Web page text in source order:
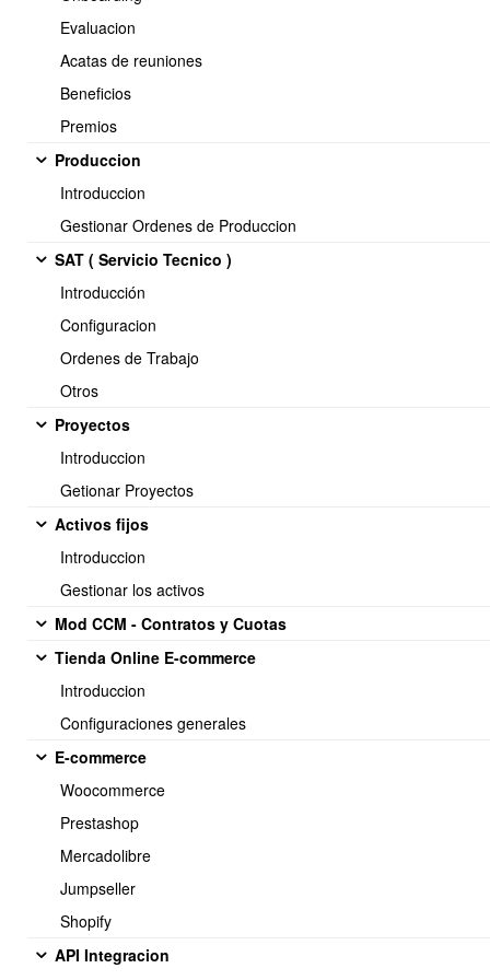
Evaluacion
Acatas de reuniones
Beneficios
Premios
Produccion
Introduccion
Gestionar Ordenes de Produccion
SAT ( Servicio Tecnico )
Introducción
Configuracion
Ordenes de Trabajo
Otros
Proyectos
Introduccion
Getionar Proyectos
Activos fijos
Introduccion
Gestionar los activos
Mod CCM - Contratos y Cuotas
Tienda Online E-commerce
Introduccion
Configuraciones generales
E-commerce
Woocommerce
Prestashop
Mercadolibre
Jumpseller
Shopify
API Integracion
todo este correcto. Además le da la oportunidad para
cambiar la foto de presentación del empleado al igual que
su firma electronica.
Para actualizar la información de la Foto, se le da Click para
cambiar foto y existen dos formas para cargarla:
1.- Seleccionando un archivo extensión jpg con un peso
menor o igual a 2MG. Guardar.
2.- Tomar la foto con web cam directamente al trabajador,